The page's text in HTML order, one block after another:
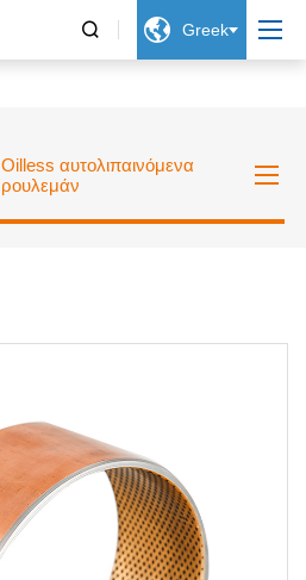
  Greek
Oilless αυτολιπαινόμενα
ρουλεμάν